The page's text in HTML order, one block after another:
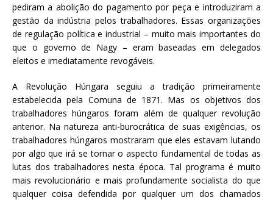
pediram a abolição do pagamento por peça e introduziram a
gestão da indústria pelos trabalhadores. Essas organizações
de regulação política e industrial – muito mais importantes do
que o governo de Nagy – eram baseadas em delegados
eleitos e imediatamente revogáveis.
A Revolução Húngara seguiu a tradição primeiramente
estabelecida pela Comuna de 1871. Mas os objetivos dos
trabalhadores húngaros foram além de qualquer revolução
anterior. Na natureza anti-burocrática de suas exigências, os
trabalhadores húngaros mostraram que eles estavam lutando
por algo que irá se tornar o aspecto fundamental de todas as
lutas dos trabalhadores nesta época. Tal programa é muito
mais revolucionário e mais profundamente socialista do que
qualquer coisa defendida por qualquer um dos chamados